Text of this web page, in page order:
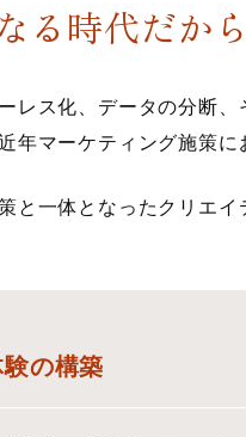
る時代だか
レス化、データの分断
年マーケティング施策
と一体となったクリエ
の構築